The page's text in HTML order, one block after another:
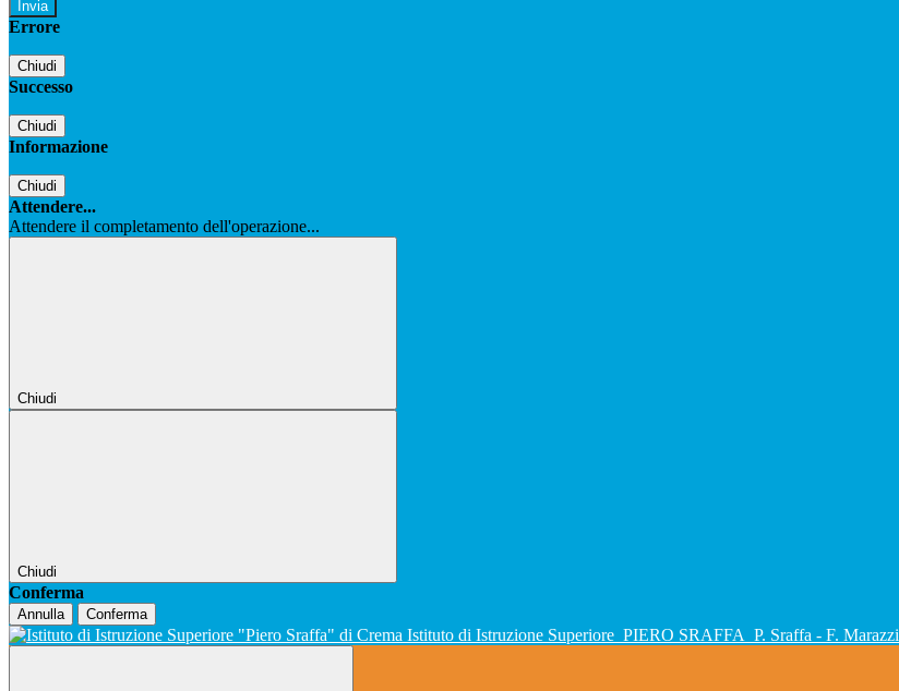
Errore
Chiudi
Successo
Chiudi
Informazione
Chiudi
Attendere...
Attendere il completamento dell'operazione...
Chiudi
Chiudi
Conferma
Annulla Conferma
Istituto di Istruzione Superiore PIERO SRAFFA P. Sraffa - F. Marazzi